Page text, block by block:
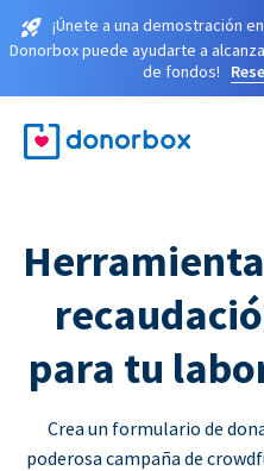
¡Únete a una demostración
Donorbox puede ayudarte a
de fondos!
para tu
Crea un formulario de
poderosa campaña de